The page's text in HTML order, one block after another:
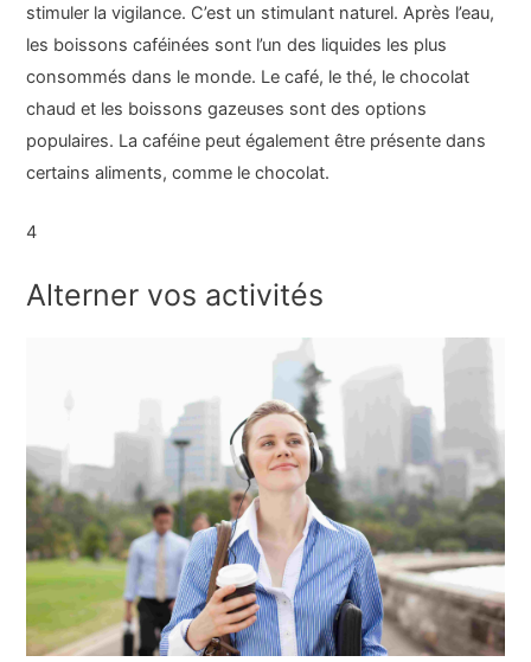
stimuler la vigilance. C’est un stimulant naturel. Après l’eau,
les boissons caféinées sont l’un des liquides les plus
consommés dans le monde. Le café, le thé, le chocolat
chaud et les boissons gazeuses sont des options
populaires. La caféine peut également être présente dans
certains aliments, comme le chocolat.
4
Alterner vos activités